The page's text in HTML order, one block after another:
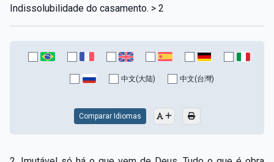
Capítulo XIII — Não saiba a vossa mão esquerda o
que dê a vossa mão direita
Capítulo XIV — Honrai a vosso pai e a vossa mãe
Capítulo XV — Fora da caridade não há salvação
Indissolubilidade do casamento. > 2
中文(大陆) 中文(台灣)
Comparar Idiomas